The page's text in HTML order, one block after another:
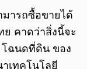
ารถซื้อขายได้
ย คาดว่าสิ่งนี้จะ
โฉนดที่ดิน ของ
เทคโนโลยี